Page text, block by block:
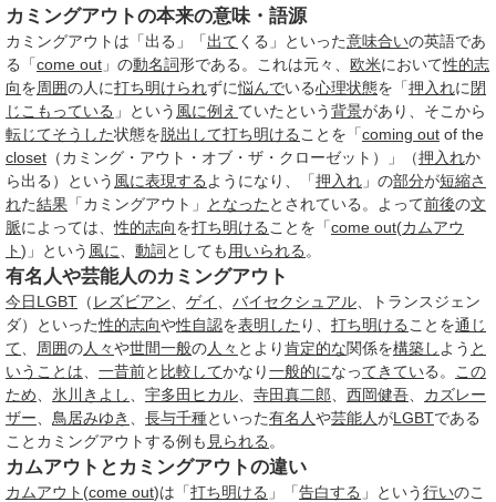
カミングアウトの本来の意味・語源
カミングアウトは「出る」「出て くる」といった意味合いの英語であ
る「come out 」の動名詞形である。これは元々、 欧米において性的志
向を周囲の人に打ち明けられずに悩んでいる心理状態を「押入れに 閉
じ こもっている 」という 風に例え ていたという背景があり、そこから
転じてそうした状態を脱出して打ち明ける ことを「coming out of the
closet （カミング・アウト・オブ・ザ・クローゼット）」（押入れか
ら出る）という 風に表現する ようになり、「押入れ 」の部分が短縮さ
れた結果 「カミングアウト」 となった とされている。よって前後の文
脈によっては、性的志向を打ち明ける ことを「come out(カムアウ
ト)」という 風に 動詞としても 用いられる 。
有名人や芸能人のカミングアウト
今日LGBT （ レズビアン ゲイ バイセクシュアル 、トランスジェン
ダ）といった性的志向や性自認を表明した り、 打ち明ける ことを通じ
て
周囲の人々や世間一般の人々 とより肯定的な関係を構築し よう と
いうことは
一昔前と 比較してかなり一般的になってきている。
この
ため
氷川きよし 宇多田ヒカル 寺田真二郎 西岡健吾
カズレー
ザー
鳥居みゆき 長与千種といった有名人や芸能人がLGBTである
ことカミングアウトする例も 見られる 。
カムアウトとカミングアウトの違い
カムアウト (come out)は「打ち明ける 」「告白する 」という行いのこ